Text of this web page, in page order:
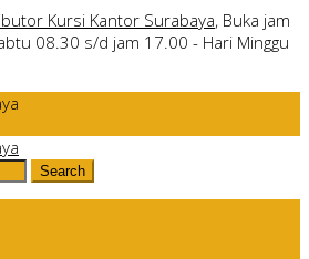
Kursi Kantor Surabaya, Buka jam
08.30 s/d jam 17.00 - Hari Minggu